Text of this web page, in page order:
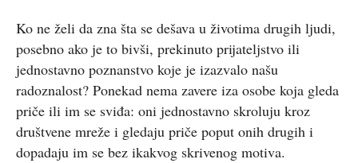
Ko ne želi da zna šta se dešava u životima drugih ljudi,
posebno ako je to bivši, prekinuto prijateljstvo ili
jednostavno poznanstvo koje je izazvalo našu
radoznalost? Ponekad nema zavere iza osobe koja gleda
priče ili im se sviđa: oni jednostavno skroluju kroz
društvene mreže i gledaju priče poput onih drugih i
dopadaju im se bez ikakvog skrivenog motiva.